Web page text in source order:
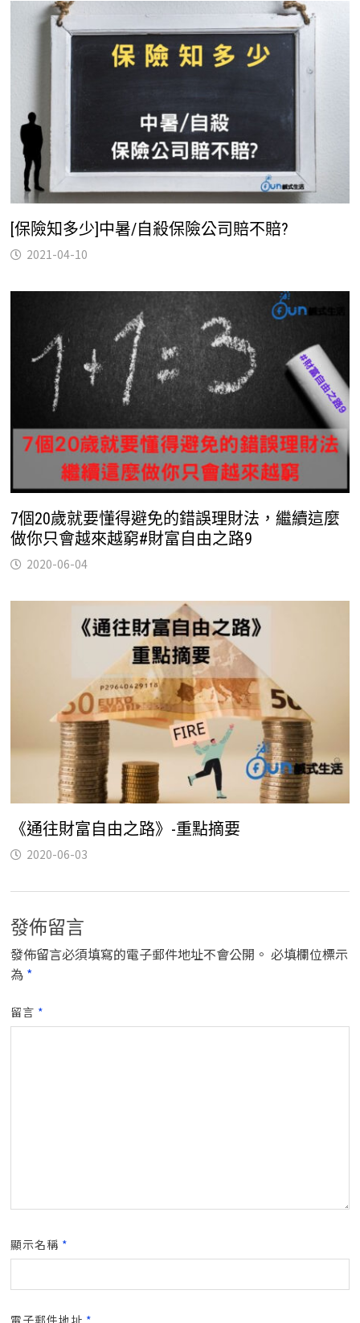
[保險知多少]中暑/自殺保險公司賠不賠?
2021-04-10
7個20歲就要懂得避免的錯誤理財法，繼續這麼
做你只會越來越窮#財富自由之路9
2020-06-04
《通往財富自由之路》-重點摘要
2020-06-03
發佈留言
發佈留言必須填寫的電子郵件地址不會公開。 必填欄位標示
為 *
留言 *
顯示名稱 *
電子郵件地址 *